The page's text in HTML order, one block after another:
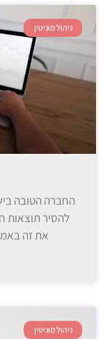
ניהול מוניטין
החברה הטובה
להסיר תוצאות
את זה
ניהול מוניטין